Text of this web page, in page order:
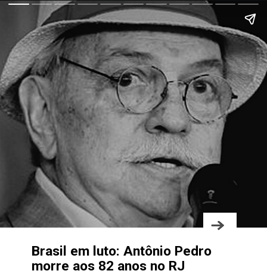
Brasil em luto: Antônio Pedro
morre aos 82 anos no RJ